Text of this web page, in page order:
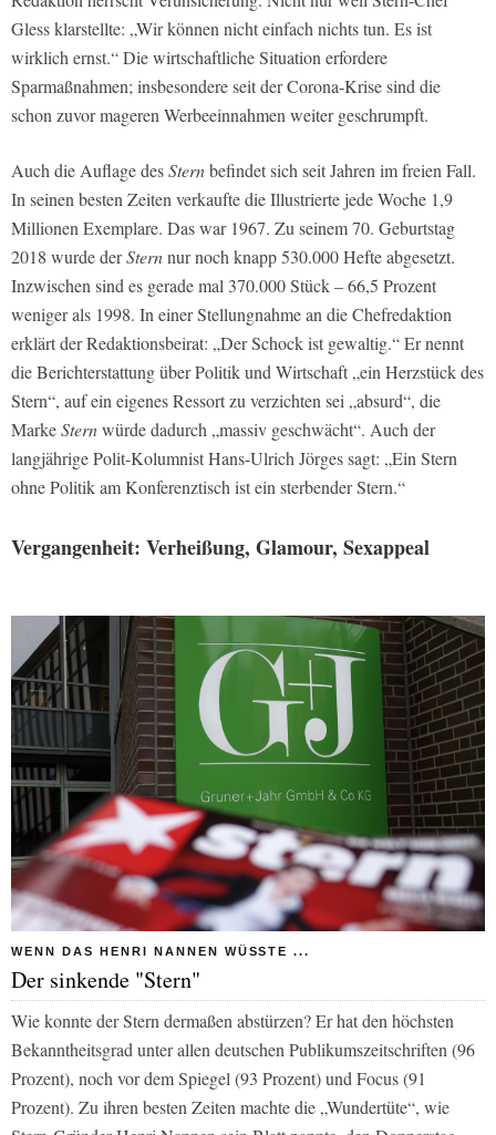
Gless klarstellte: „Wir können nicht einfach nichts tun. Es ist
wirklich ernst.“ Die wirtschaftliche Situation erfordere
Sparmaßnahmen; insbesondere seit der Corona-Krise sind die
schon zuvor mageren Werbeeinnahmen weiter geschrumpft.
Auch die Auflage desSternbefindet sich seit Jahren im freien Fall.
In seinen besten Zeiten verkaufte die Illustrierte jede Woche 1,9
Millionen Exemplare. Das war 1967. Zu seinem 70. Geburtstag
2018 wurde derSternnur noch knapp 530.000 Hefte abgesetzt.
Inzwischen sind es gerade mal 370.000 Stück – 66,5 Prozent
weniger als 1998. In einer Stellungnahme an die Chefredaktion
erklärt der Redaktionsbeirat: „Der Schock ist gewaltig.“ Er nennt
die Berichterstattung über Politik und Wirtschaft „ein Herzstück des
Stern“, auf ein eigenes Ressort zu verzichten sei „absurd“, die
MarkeSternwürde dadurch „massiv geschwächt“. Auch der
langjährige Polit-Kolumnist Hans-Ulrich Jörges sagt: „Ein Stern
ohne Politik am Konferenztisch ist ein sterbender Stern.“
Vergangenheit: Verheißung, Glamour, Sexappeal
WENN DAS HENRI NANNEN WÜSSTE ...
Der sinkende "Stern"
Wie konnte derStern dermaßen abstürzen? Er hat den höchsten
Bekanntheitsgrad unter allen deutschen Publikumszeitschriften (96
Prozent), noch vor demSpiegel (93 Prozent) und Focus(91
Prozent). Zu ihren besten Zeiten machte die „Wundertüte“, wie